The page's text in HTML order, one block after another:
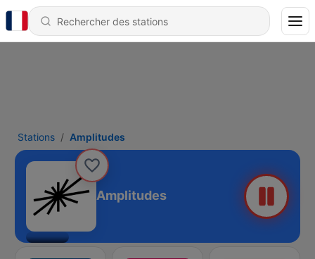
Stations Amplitudes
Amplitudes